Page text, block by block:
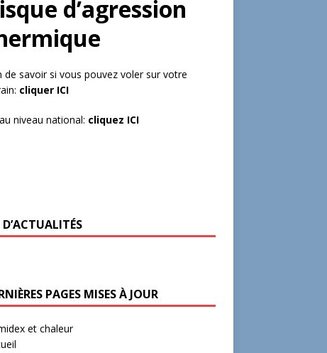
d’agression
de savoir si vous pouvez voler sur votre
cliquer ICI
niveau national: cliquez ICI
D’ACTUALITÉS
PAGES MISES À JOUR
et chaleur